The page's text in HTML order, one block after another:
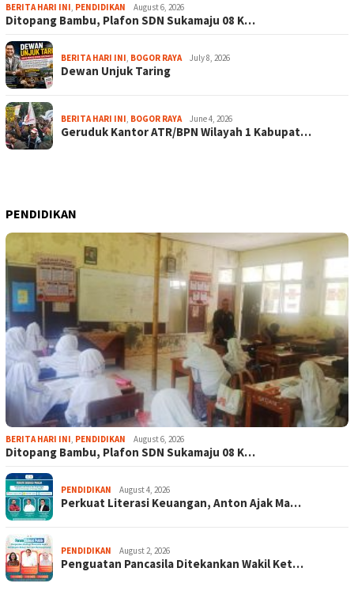
BERITA HARI INI, PENDIDIKAN August 6, 2026
Ditopang Bambu, Plafon SDN Sukamaju 08 K…
BERITA HARI INI, BOGOR RAYA July 8, 2026
Dewan Unjuk Taring
BERITA HARI INI, BOGOR RAYA June 4, 2026
Geruduk Kantor ATR/BPN Wilayah 1 Kabupat…
PENDIDIKAN
BERITA HARI INI, PENDIDIKAN August 6, 2026
Ditopang Bambu, Plafon SDN Sukamaju 08 K…
PENDIDIKAN August 4, 2026
Perkuat Literasi Keuangan, Anton Ajak Ma…
PENDIDIKAN August 2, 2026
Penguatan Pancasila Ditekankan Wakil Ket…